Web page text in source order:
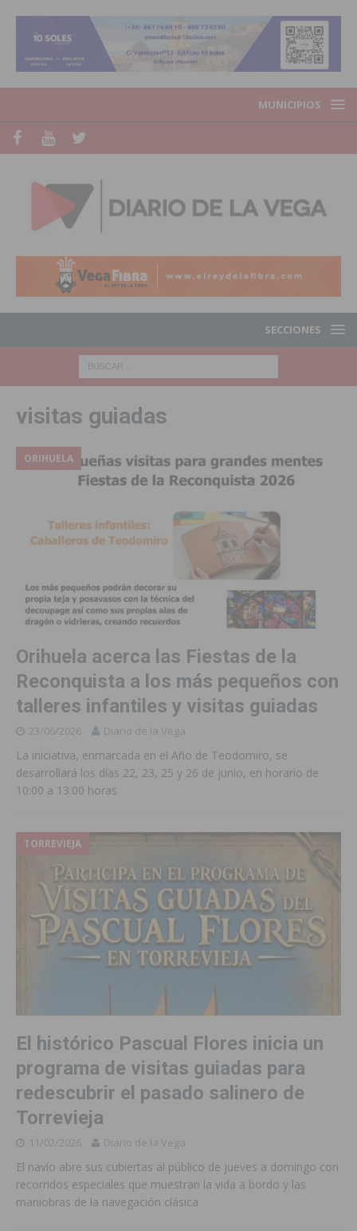
MUNICIPIOS
SECCIONES
visitas guiadas
ORIHUELA
Orihuela acerca las Fiestas de la
Reconquista a los más pequeños con
talleres infantiles y visitas guiadas
23/06/2026 Diario de la Vega
La iniciativa, enmarcada en el Año de Teodomiro, se
desarrollará los días 22, 23, 25 y 26 de junio, en horario de
10:00 a 13:00 horas
TORREVIEJA
El histórico Pascual Flores inicia un
programa de visitas guiadas para
redescubrir el pasado salinero de
Torrevieja
11/02/2026 Diario de la Vega
El navío abre sus cubiertas al público de jueves a domingo con
recorridos especiales que muestran la vida a bordo y las
maniobras de la navegación clásica